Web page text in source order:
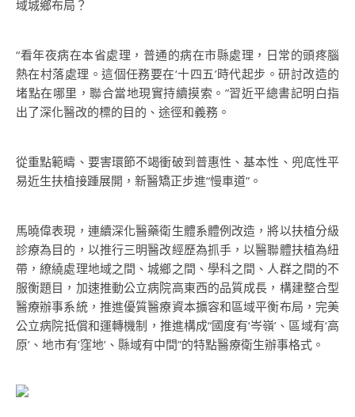
域城鄉布局？
“看年夜病在本省處理，普通的病在市縣處理，日常的頭疼腦
熱在村落處理。這個任務要在‘十四五’時代起步。研討改造的
堵點在哪里，聯合當地現實持續摸索。”習近平總書記明白指
出了深化醫改的標的目的、途徑和義務。
從重點範疇、要害環節不竭衝破到普惠性、基本性、兜底性平
易近生扶植接踵展開，新醫矯正步進“慢車道”。
馬曉偉表現，連續深化醫藥衛生體系體例改造，將以扶植分級
診療為目的，以推行三明醫改經歷為抓手，以醫聯體扶植為紐
帶，繚繞處理地域之間、城鄉之間、學科之間、人群之間的不
服衡題目，加速推動公立病院高東西的品質成長，構建整合型
醫療辦事系統，推進優質醫療資本擴容和區域平衡布局，完美
公立病院抵償和運轉機制，推進構成“國度有‘岑嶺’、區域有‘高
原’、地市有‘窪地’、縣域有中間”的特點醫療衛生辦事格式。